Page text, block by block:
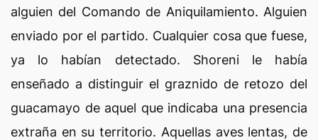
alguien del Comando de Aniquilamiento. Alguien
enviado por el partido. Cualquier cosa que fuese,
ya lo habían detectado. Shoreni le había
enseñado a distinguir el graznido de retozo del
guacamayo de aquel que indicaba una presencia
extraña en su territorio. Aquellas aves lentas, de